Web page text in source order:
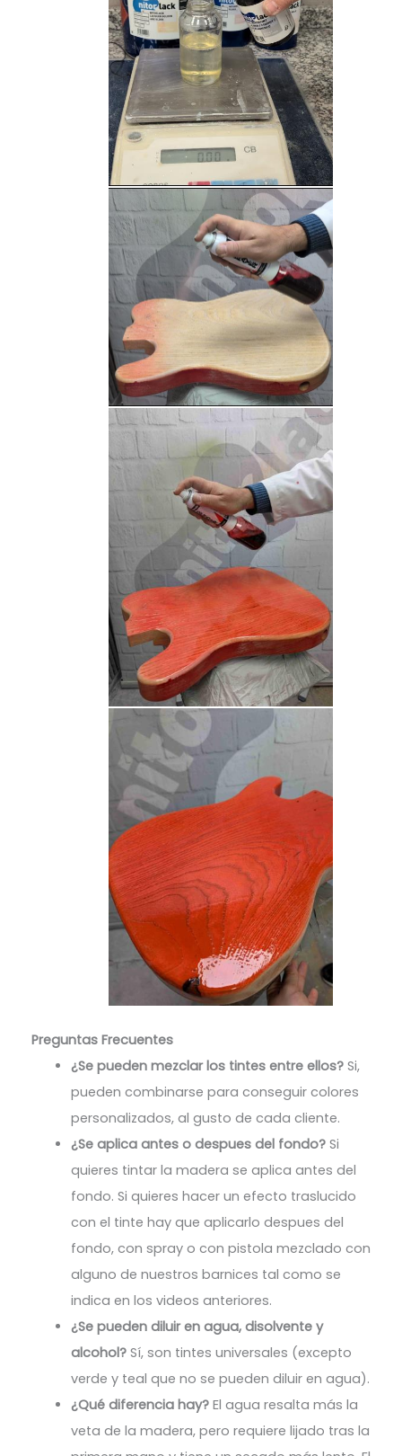
Preguntas Frecuentes
¿Se pueden mezclar los tintes entre ellos? Si,
pueden combinarse para conseguir colores
personalizados, al gusto de cada cliente.
¿Se aplica antes o despues del fondo?Si
quieres tintar la madera se aplica antes del
fondo. Si quieres hacer un efecto traslucido
con el tinte hay que aplicarlo despues del
fondo, con spray o con pistola mezclado con
alguno de nuestros barnices tal como se
indica en los videos anteriores.
¿Se pueden diluir en agua, disolvente y
alcohol?Sí, son tintes universales (excepto
verde y teal que no se pueden diluir en agua).
¿Qué diferencia hay?El agua resalta más la
veta de la madera, pero requiere lijado tras la